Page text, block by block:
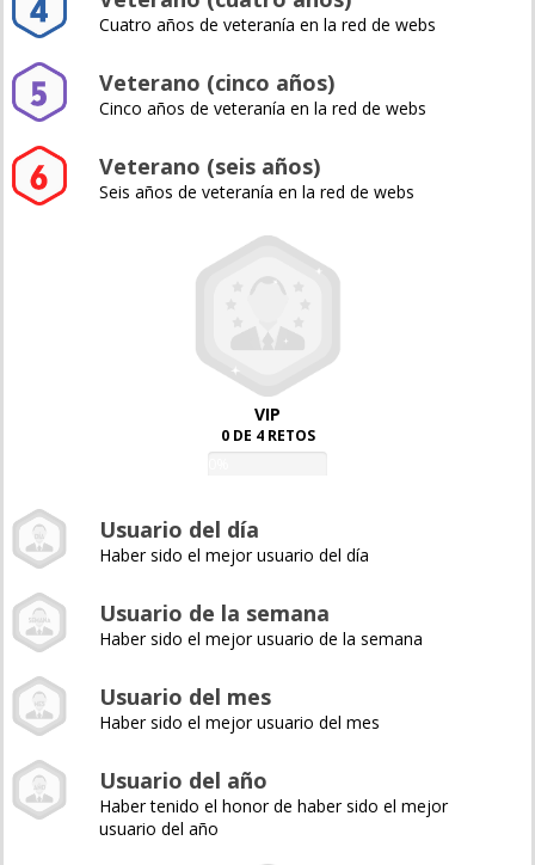
Cuatro años de veteranía en la red de webs
Veterano (cinco años)
Cinco años de veteranía en la red de webs
Veterano (seis años)
Seis años de veteranía en la red de webs
VIP
0 DE 4 RETOS
Usuario del día
Haber sido el mejor usuario del día
Usuario de la semana
Haber sido el mejor usuario de la semana
Usuario del mes
Haber sido el mejor usuario del mes
Usuario del año
Haber tenido el honor de haber sido el mejor
usuario del año